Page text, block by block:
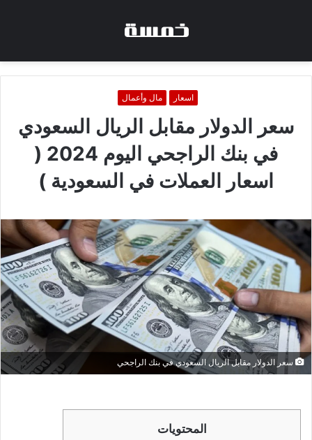
اسعار مال وأعمال
سعر الدولار مقابل الريال السعودي
في بنك الراجحي اليوم 2024 (
اسعار العملات في السعودية )
سعر الدولار مقابل الريال السعودي في بنك الراجحي
المحتويات